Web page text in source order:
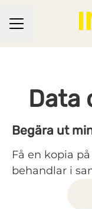
KARRIÄRMENY
Data
Begära ut
Få en kopia
behandlar i